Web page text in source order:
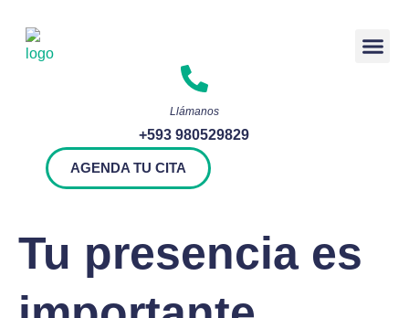
Llámanos
+593 980529829
AGENDA TU CITA
Tu presencia es